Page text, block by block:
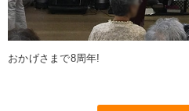
おかげさまで8周年!